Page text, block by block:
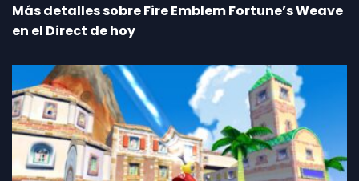
Más detalles sobre Fire Emblem Fortune’s Weave
en el Direct de hoy